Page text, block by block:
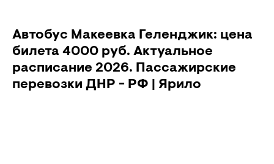
Автобус Макеевка Геленджик: цена
билета 4000 руб. Актуальное
расписание 2026. Пассажирские
перевозки ДНР - РФ | Ярило